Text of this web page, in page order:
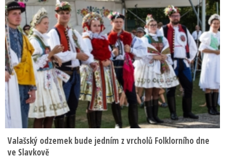
Valašský odzemek bude jedním z vrcholů Folklorního dne
ve Slavkově